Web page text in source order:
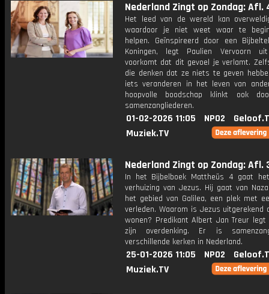
Nederland Zingt op Zondag: Afl.
Het leed van de wereld kan
waardoor je niet weet waar te
helpen. Geïnspireerd door een
Koningen, legt Paulien Vervoorn
voorkomt dat dit gevoel je verlamt.
die denken dat ze niets te geven
iets veranderen in het leven van
hoopvolle boodschap klinkt ook
samenzangliederen.
01-02-2026 11:05 NPO2
Muziek.TV
Nederland Zingt op Zondag: Afl.
In het Bijbelboek Mattheüs 4 gaat
verhuizing van Jezus. Hij gaat van
het gebied van Galilea, een plek met
verleden. Waarom is Jezus uitgerekend
wonen? Predikant Albert Jan Treur
zijn overdenking. Er is
verschillende kerken in Nederland.
25-01-2026 11:05 NPO2
Muziek.TV